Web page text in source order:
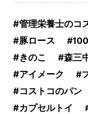
管理栄養士のコ
豚ロース
きのこ 森三
アイメーク
コストコのパン
カプセルトイ